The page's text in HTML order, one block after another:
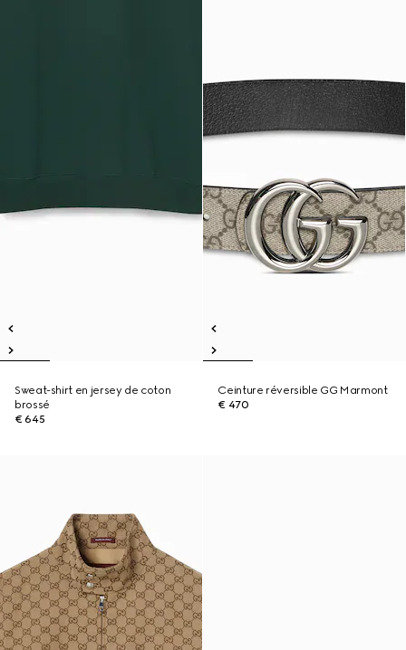
Sweat-shirt en jersey de coton
brossé
€ 645
Ceinture réversible GG Marmont
€ 470